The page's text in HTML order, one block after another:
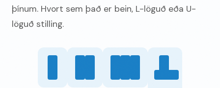
þínum. Hvort sem það er bein, L-löguð eða U-
löguð stilling.